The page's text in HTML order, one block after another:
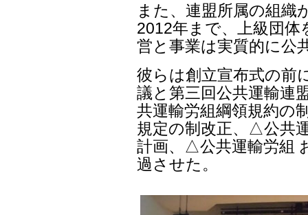
また、連盟所属の組織
2012年まで、上級団体
営と事業は実質的に公
彼らは創立宣布式の前
議と第三回公共運輸連
共運輸労組綱領規約の
規定の制改正、△公共
計画、△公共運輸労組
過させた。